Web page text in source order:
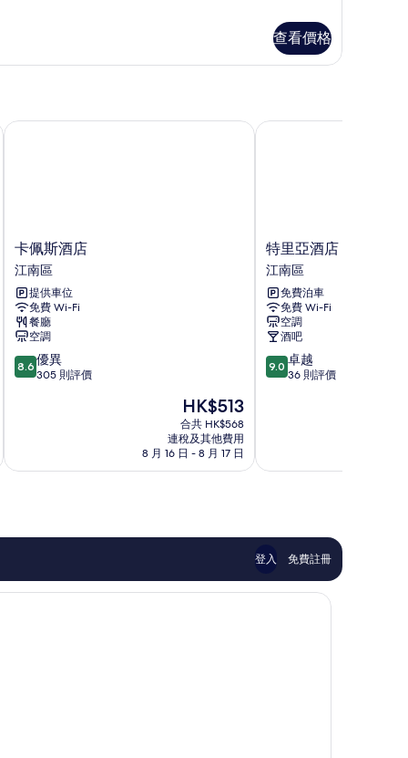
查看價格
卡
佩
斯
酒
店
江
南
區
卡佩斯酒店
江南區
提供車位
免費 Wi-Fi
餐廳
空調
8.6
分
優
評
評
8.6 優異
305 則評價
現
售
HK$513
HK$513
合共 HK$568
連稅及其他費用
8 月 16 日 - 8 月 17 日
卡佩斯酒店
特
里
亞
酒
店
江
南
區
特里亞酒店
江南區
免費泊車
免費 Wi-Fi
空調
酒吧
9.0
分
卓
評
價
評
9.0 卓越
36 則評價
特里亞酒店
登入 免費註冊